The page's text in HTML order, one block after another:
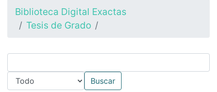
Biblioteca Digital Exactas
Tesis de Grado